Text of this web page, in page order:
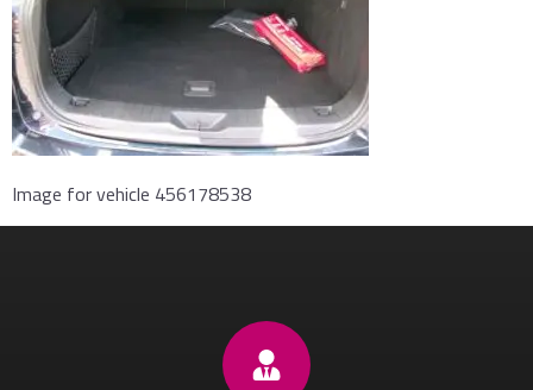
Image for vehicle 456178538